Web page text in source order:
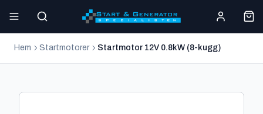
Hem Startmotorer Startmotor 12V 0.8kW (8-kugg)